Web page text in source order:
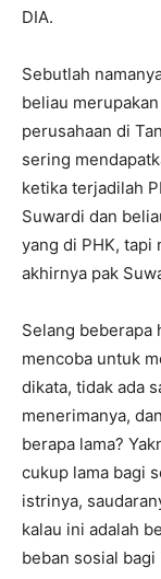
DIA.
Sebutlah
beliau
perusahaan di
sering
ketika terjadilah
Suwardi dan
yang di PHK, tapi
akhirnya pak
Selang
mencoba untuk
dikata, tidak ada
menerimanya,
berapa lama?
cukup lama bagi
istrinya,
kalau ini adalah
beban sosial bagi